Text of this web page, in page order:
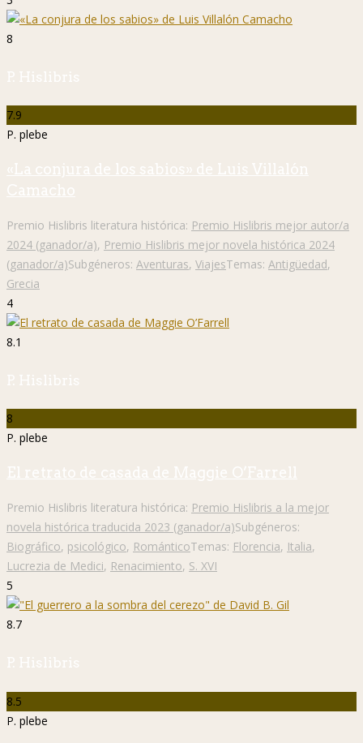
8
P. Hislibris
7.9
P. plebe
«La conjura de los sabios» de Luis Villalón
Camacho
Premio Hislibris literatura histórica: Premio Hislibris mejor autor/a
2024 (ganador/a), Premio Hislibris mejor novela histórica 2024
(ganador/a)Subgéneros: Aventuras, ViajesTemas: Antigüedad,
Grecia
4
8.1
P. Hislibris
8
P. plebe
El retrato de casada de Maggie O’Farrell
Premio Hislibris literatura histórica: Premio Hislibris a la mejor
novela histórica traducida 2023 (ganador/a)Subgéneros:
Biográfico, psicológico, RománticoTemas: Florencia, Italia,
Lucrezia de Medici, Renacimiento, S. XVI
5
8.7
P. Hislibris
8.5
P. plebe